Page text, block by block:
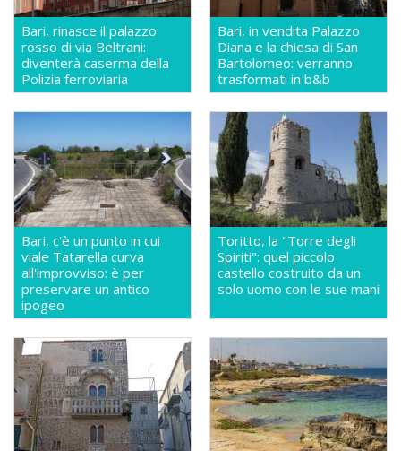
Bari, rinasce il palazzo
rosso di via Beltrani:
diventerà caserma della
Polizia ferroviaria
Bari, in vendita Palazzo
Diana e la chiesa di San
Bartolomeo: verranno
trasformati in b&b
Bari, c'è un punto in cui
viale Tatarella curva
all'improvviso: è per
preservare un antico
ipogeo
Toritto, la "Torre degli
Spiriti": quel piccolo
castello costruito da un
solo uomo con le sue mani